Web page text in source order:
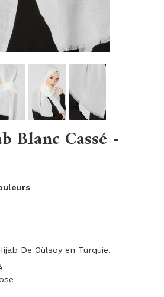
Blanc Cassé -
De Gülsoy en Turquie.